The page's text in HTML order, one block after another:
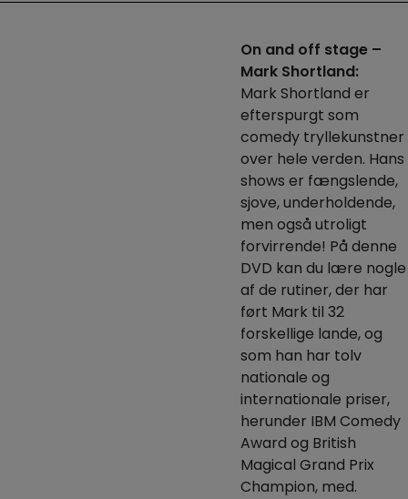
On and off stage –
Mark Shortland:
Mark Shortland er
efterspurgt som
comedy tryllekunstner
over hele verden. Hans
shows er fængslende,
sjove, underholdende,
men også utroligt
forvirrende! På denne
DVD kan du lære nogle
af de rutiner, der har
ført Mark til 32
forskellige lande, og
som han har tolv
nationale og
internationale priser,
herunder IBM Comedy
Award og British
Magical Grand Prix
Champion, med.